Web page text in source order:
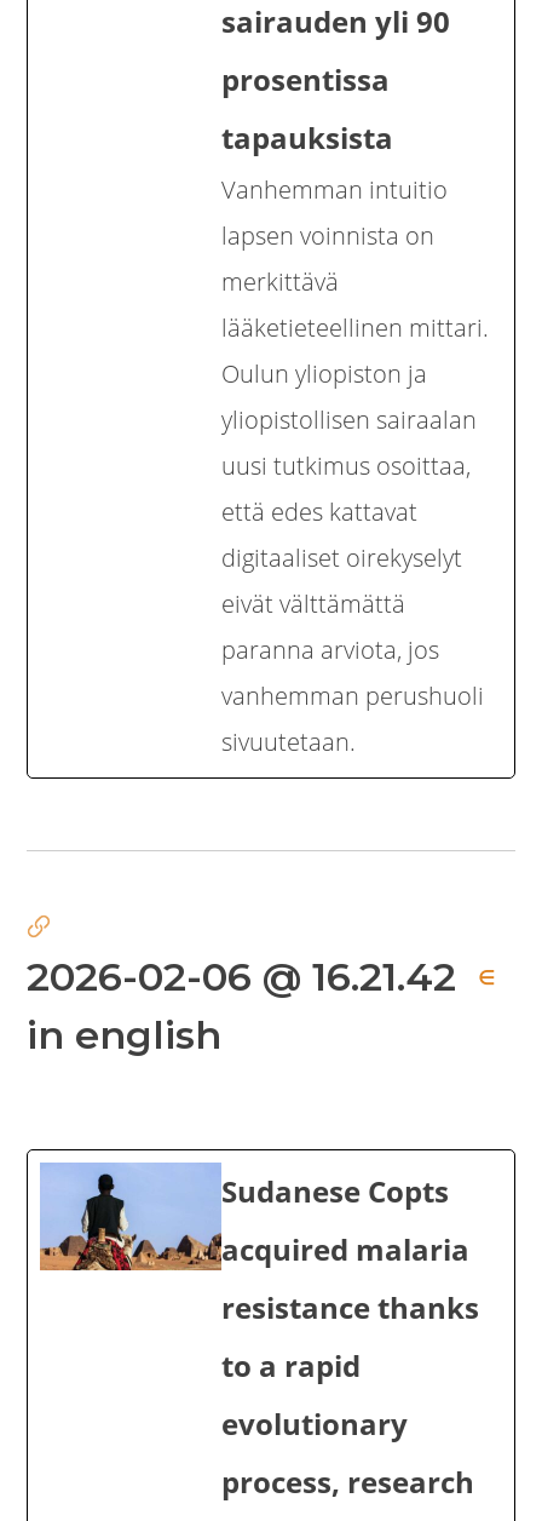
sairauden yli 90
prosentissa
tapauksista
Vanhemman intuitio
lapsen voinnista on
merkittävä
lääketieteellinen mittari.
Oulun yliopiston ja
yliopistollisen sairaalan
uusi tutkimus osoittaa,
että edes kattavat
digitaaliset oirekyselyt
eivät välttämättä
paranna arviota, jos
vanhemman perushuoli
sivuutetaan.
2026-02-06 @ 16.21.42 ∈
in english
Sudanese Copts
acquired malaria
resistance thanks
to a rapid
evolutionary
process, research